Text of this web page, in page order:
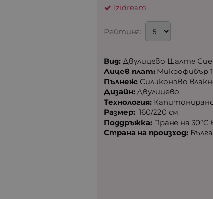
Izidream
Рейтинг:
Вид: Двулицево Шалте
Лицев плат: Микрофибър
Пълнеж: Силиконово
Дизайн: Двулицево
Технология:
Размер: 160/220 см
Поддръжка: Пране на 30°C
Страна на произход: